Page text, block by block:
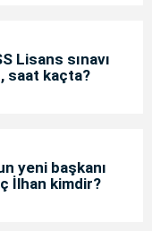
Lisans sınavı
saat kaçta?
yeni başkanı
İlhan kimdir?